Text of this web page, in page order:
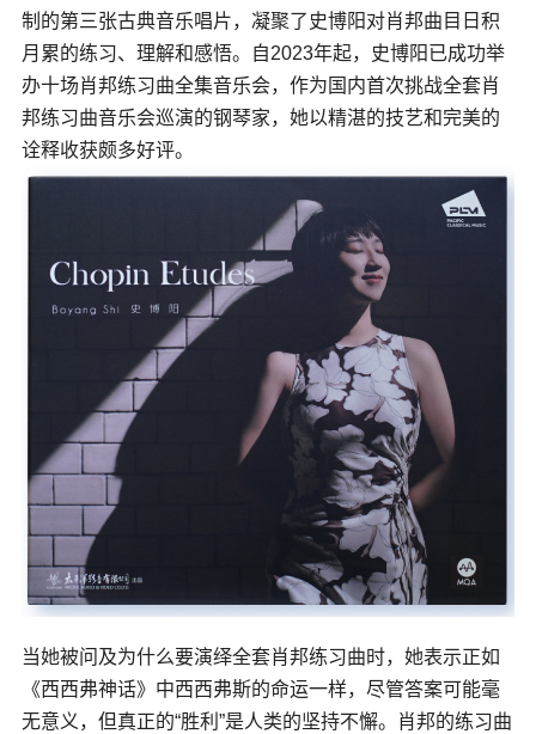
制的第三张古典音乐唱片，凝聚了史博阳对肖邦曲目日积
月累的练习、理解和感悟。自2023年起，史博阳已成功举
办十场肖邦练习曲全集音乐会，作为国内首次挑战全套肖
邦练习曲音乐会巡演的钢琴家，她以精湛的技艺和完美的
诠释收获颇多好评。
当她被问及为什么要演绎全套肖邦练习曲时，她表示正如
《西西弗神话》 中西西弗斯的命运一样，尽管答案可能毫
无意义，但真正的“胜利”是人类的坚持不懈。肖邦的练习曲